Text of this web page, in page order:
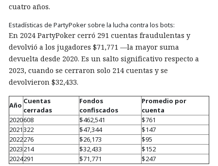
cuatro años.
Estadísticas de PartyPoker sobre la lucha contra los bots:
En 2024 PartyPoker cerró 291 cuentas fraudulentas y
devolvió a los jugadores $71,771 —la mayor suma
devuelta desde 2020. Es un salto significativo respecto a
2023, cuando se cerraron solo 214 cuentas y se
devolvieron $32,433.
Año Cuentas
cerradas
Fondos
confiscados
Promedio por
cuenta
2020608 $462,541
$761
2021322 $47,344
$147
2022276 $26,173
$95
2023214 $32,433
$152
2024291 $71,771 $247